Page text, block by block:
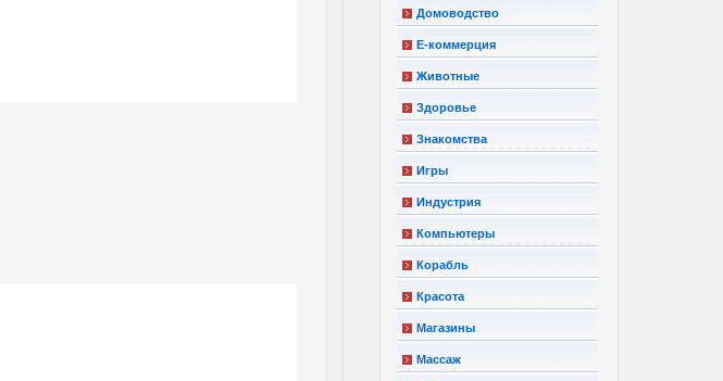
Домоводство
Е-коммерция
Животные
Здоровье
Знакомства
Игры
Индустрия
Компьютеры
Корабль
Красота
Магазины
Массаж